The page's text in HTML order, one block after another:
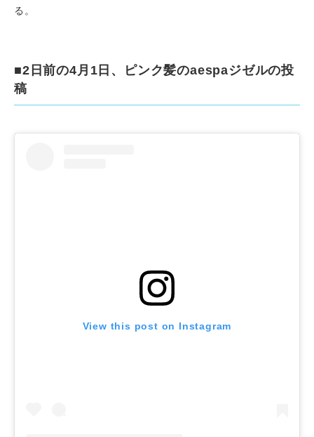
る。
■2日前の4月1日、ピンク髪のaespaジゼルの投
稿
View this post on Instagram